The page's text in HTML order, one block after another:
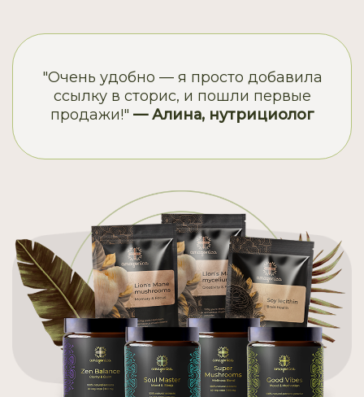
"Очень удобно — я просто добавила
ссылку в сторис, и пошли первые
продажи!" — Алина, нутрициолог